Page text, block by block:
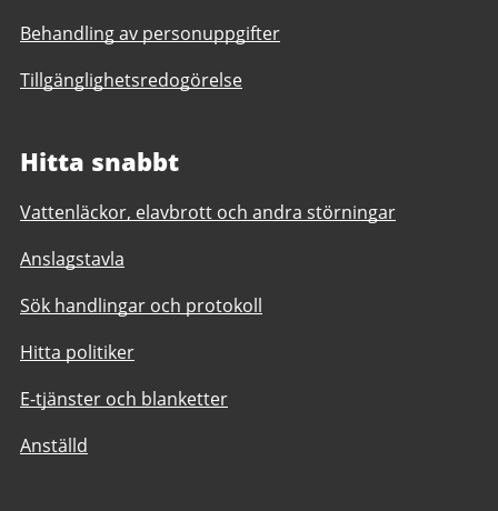
Behandling av personuppgifter
Tillgänglighetsredogörelse
Hitta snabbt
Vattenläckor, elavbrott och andra störningar
Anslagstavla
Sök handlingar och protokoll
Hitta politiker
E-tjänster och blanketter
Anställd